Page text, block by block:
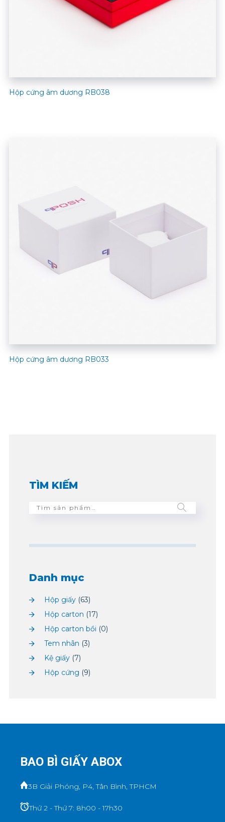
Hộp cứng âm dương RB038
Hộp cứng âm dương RB033
TÌM KIẾM
Danh mục
Hộp giấy (63)
Hộp carton (17)
Hộp carton bồi (0)
Tem nhãn (3)
Kệ giấy (7)
Hộp cứng (9)
BAO BÌ GIẤY ABOX
3B Giải Phóng, P4, Tân Bình, TPHCM
Thứ 2 - Thứ 7: 8h00 - 17h30